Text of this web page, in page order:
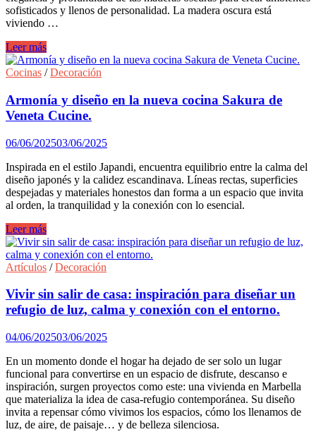
más
cools.
sofisticados y llenos de personalidad. La madera oscura está
viviendo …
El
regreso
de
madera
oscura:
la
tendencia
que
transforma
cocinas
y
salones.
Leer más
Cocinas /Decoración
Armonía y diseño en la nueva cocina Sakura de
Veneta Cucine.
06/06/202503/06/2025
Inspirada en el estilo Japandi, encuentra equilibrio entre la calma del
diseño japonés y la calidez escandinava. Líneas rectas, superficies
despejadas y materiales honestos dan forma a un espacio que invita
al orden, la tranquilidad y la conexión con lo esencial.
Armonía
y
diseño
en
nueva
cocina
Sakura
Veneta
Cucine.
Leer más
Artículos /Decoración
Vivir sin salir de casa: inspiración para diseñar un
refugio de luz, calma y conexión con el entorno.
04/06/202503/06/2025
En un momento donde el hogar ha dejado de ser solo un lugar
funcional para convertirse en un espacio de disfrute, descanso e
inspiración, surgen proyectos como este: una vivienda en Marbella
que materializa la idea de casa-refugio contemporánea. Su diseño
invita a repensar cómo vivimos los espacios, cómo los llenamos de
luz, de aire, de paisaje… y de belleza silenciosa.